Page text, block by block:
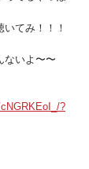
てみ！！！
ないよ〜〜
?